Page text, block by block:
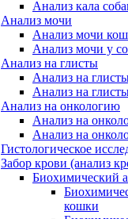
Анализ кала
Анализ мочи
Анализ мочи
Анализ мочи у
Анализ на глисты
Анализ на
Анализ на
Анализ на онкологию
Анализ на
Анализ на
Гистологическое
Забор крови (анализ
Биохимический
кошки